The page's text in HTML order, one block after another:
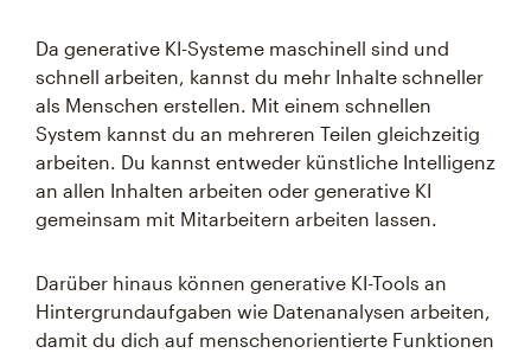
Da generative KI-Systeme maschinell sind und
schnell arbeiten, kannst du mehr Inhalte schneller
als Menschen erstellen. Mit einem schnellen
System kannst du an mehreren Teilen gleichzeitig
arbeiten. Du kannst entweder künstliche Intelligenz
an allen Inhalten arbeiten oder generative KI
gemeinsam mit Mitarbeitern arbeiten lassen.
Darüber hinaus können generative KI-Tools an
Hintergrundaufgaben wie Datenanalysen arbeiten,
damit du dich auf menschenorientierte Funktionen